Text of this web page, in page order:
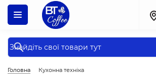
Головна Кухонна техніка